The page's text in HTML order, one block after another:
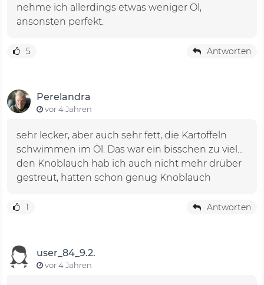
nehme ich allerdings etwas weniger Öl,
ansonsten perfekt.
5 Antworten
Perelandra
vor 4 Jahren
sehr lecker, aber auch sehr fett, die Kartoffeln
schwimmen im Öl. Das war ein bisschen zu viel...
den Knoblauch hab ich auch nicht mehr drüber
gestreut, hatten schon genug Knoblauch
1 Antworten
user_84_9.2.
vor 4 Jahren